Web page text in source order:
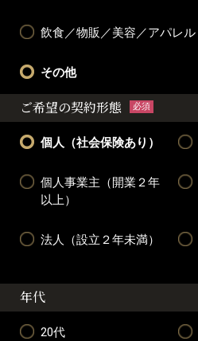
飲食／物販／美容／アパレル
その他
ご希望の契約形態 必須
個人（社会保険あり）
個人事業主（開業２年
以上）
法人（設立２年未満）
年代
20代